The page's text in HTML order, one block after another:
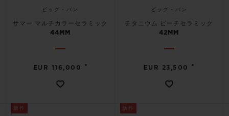
ビッグ・バン
サマー マルチカラーセラミック
44MM
EUR 116,000 •
ビッグ・バン
チタニウム ピーチセラミック
42MM
EUR 23,500 •
新作 新作